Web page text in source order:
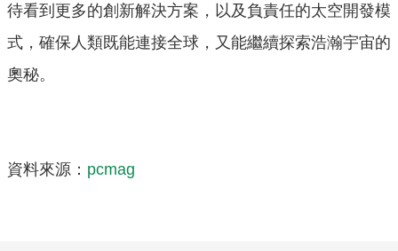
待看到更多的創新解決方案，以及負責任的太空開發模
式，確保人類既能連接全球，又能繼續探索浩瀚宇宙的
奧秘。
資料來源： pcmag